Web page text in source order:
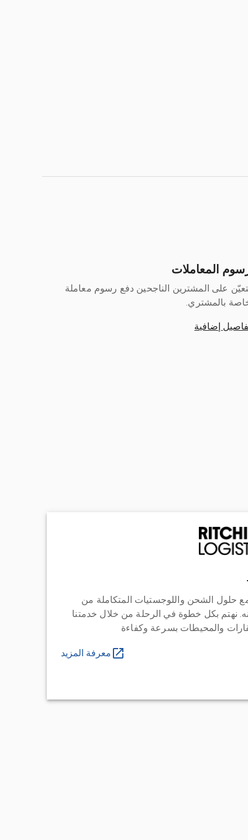
المعاملات
على المشترين الناجحين دفع رسوم معاملة
بالمشتري.
إضافية
حلول الشحن واللوجستيات المتكاملة من
نهتم بكل خطوة في الرحلة من خلال خدمتنا
والمحيطات بسرعة وكفاءة
معرفة المزيد